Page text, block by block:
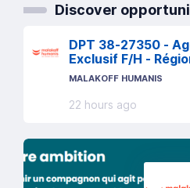
Discover
DPT 38-27350 -
Exclusif F/H -
Alpes
MALAKOFF HUMANIS
22 hours ago